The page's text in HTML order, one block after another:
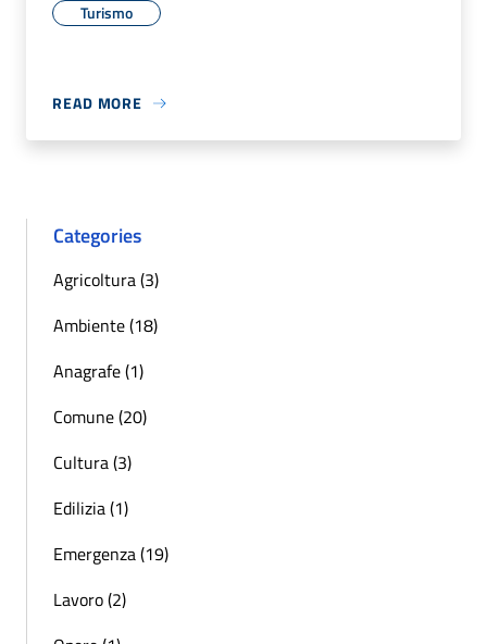
Turismo
READ MORE
Categories
Agricoltura (3)
Ambiente (18)
Anagrafe (1)
Comune (20)
Cultura (3)
Edilizia (1)
Emergenza (19)
Lavoro (2)